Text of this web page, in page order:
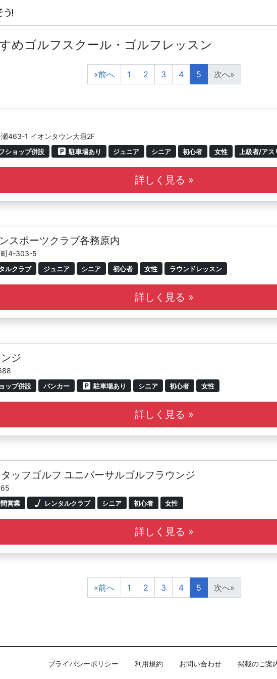
めゴルフスクール・ゴルフレッスン
«前へ 1 2 3 4 5 次へ»
463-1 イオンタウン大垣2F
ショップ併設 駐車場あり ジュニア シニア 初心者 女性 上級者/ア
詳しく見る »
スポーツクラブ各務原内
町4-303-5
ルクラブ ジュニア シニア 初心者 女性 ラウンドレッスン
詳しく見る »
ジ
ップ併設 バンカー 駐車場あり シニア 初心者 女性
詳しく見る »
ッフゴルフ ユニバーサルゴルフラウンジ
営業 レンタルクラブ シニア 初心者 女性
詳しく見る »
«前へ 1 2 3 4 5 次へ»
プライバシーポリシー 利用規約 お問い合わせ 掲載のご案